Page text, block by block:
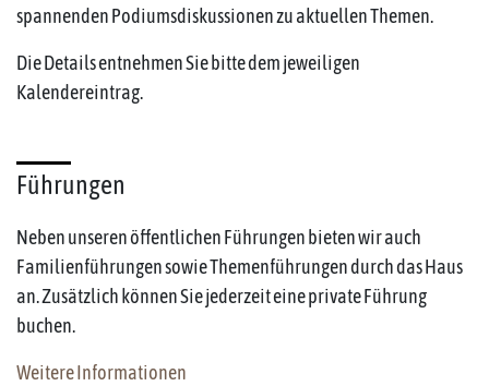
spannenden Podiumsdiskussionen zu aktuellen Themen.
Die Details entnehmen Sie bitte dem jeweiligen
Kalendereintrag.
Führungen
Neben unseren öffentlichen Führungen bieten wir auch
Familienführungen sowie Themenführungen durch das Haus
an. Zusätzlich können Sie jederzeit eine private Führung
buchen.
Weitere Informationen